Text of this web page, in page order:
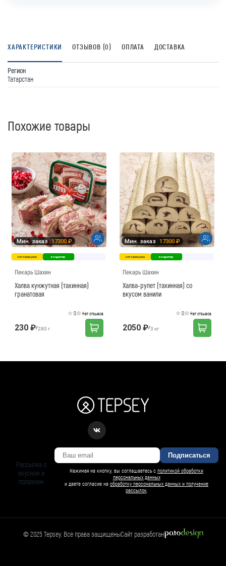
ХАРАКТЕРИСТИКИ ОТЗЫВОВ (0) ОПЛАТА ДОСТАВКА
Регион
Татарстан
Похожие товары
Мин. заказ 17300 ₽
оптовая цена кондитер
Пекарь Шахин
Халва кунжутная (тахинная)
гранатовая
0 Нет отзывов
230 ₽/280 г
Мин. заказ 17300 ₽
оптовая цена кондитер
Пекарь Шахин
Халва-рулет (тахинная) со
вкусом ванили
0 Нет отзывов
2050 ₽/3 кг
Рассылка о
вкусном и
полезном
Подписаться
Нажимая на кнопку, вы соглашаетесь с политикой обработки
персональных данных
и даете согласие на обработку персональных данных и получение
рассылок
© 2025 Tepsey. Все права защищеныСайт разработан
БАРСИ ИИ